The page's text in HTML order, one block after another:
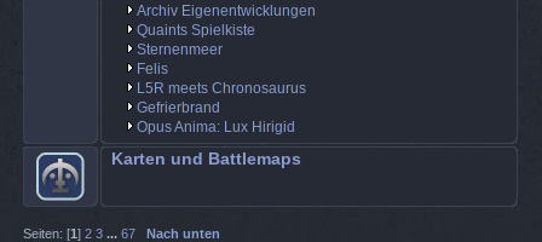
Archiv Eigenentwicklungen
Quaints Spielkiste
Sternenmeer
Felis
L5R meets Chronosaurus
Gefrierbrand
Opus Anima: Lux Hirigid
Karten und Battlemaps
Seiten: [1]2 3 ...67 Nach unten